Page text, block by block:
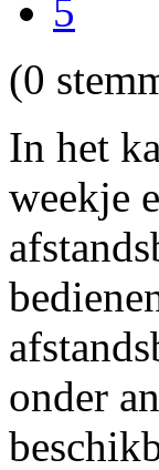
5
(0
In het
weekje
onder